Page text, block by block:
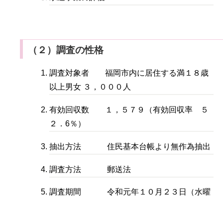
（２）調査の性格
調査対象者 福岡市内に居住する満１８歳
以上男女 ３，０００人
有効回収数 １，５７９（有効回収率 ５
２．6％）
抽出方法 住民基本台帳より無作為抽出
調査方法 郵送法
調査期間 令和元年１０月２３日（水曜